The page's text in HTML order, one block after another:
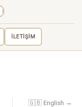
İLETİŞİM
🇬🇧 English →